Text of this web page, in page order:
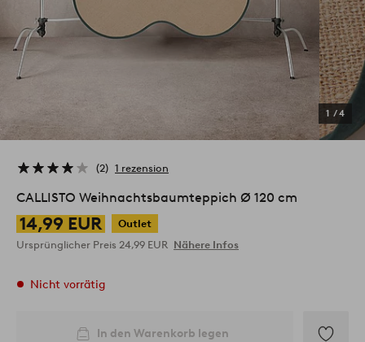
1 /4
2 1 rezension
CALLISTO Weihnachtsbaumteppich Ø 120 cm
14,99 EUR
Outlet
Ursprünglicher Preis 24,99 EUR Nähere Infos
Nicht vorrätig
In den Warenkorb legen